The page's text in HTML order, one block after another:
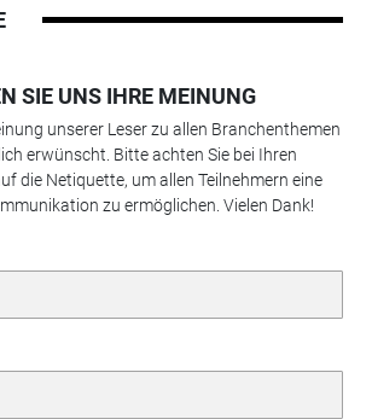
SIE UNS IHRE MEINUNG
unserer Leser zu allen Branchenthemen
erwünscht. Bitte achten Sie bei Ihren
die Netiquette, um allen Teilnehmern eine
zu ermöglichen. Vielen Dank!